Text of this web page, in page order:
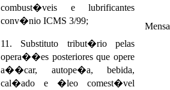
combust�veis e lubrificantes
conv�nio ICMS 3/99;
11. Substituto tribut�rio pelas
opera��es posteriores que opere
a��car, autope�a, bebida,
cal�ado e �leo comest�vel